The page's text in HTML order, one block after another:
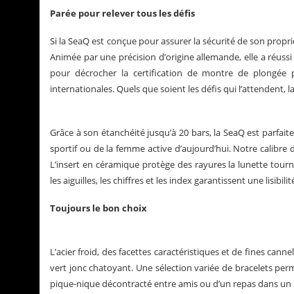
Parée pour relever tous les défis
Si la SeaQ est conçue pour assurer la sécurité de son
Animée par une précision d’origine allemande, elle a
pour décrocher la certification de montre de plongée
internationales. Quels que soient les défis qui l’attendent,
Grâce à son étanchéité jusqu’à 20 bars, la SeaQ est
sportif ou de la femme active d’aujourd’hui. Notre
L’insert en céramique protège des rayures la lunette
les aiguilles, les chiffres et les index garantissent une
Toujours le bon choix
L’acier froid, des facettes caractéristiques et de fines
vert jonc chatoyant. Une sélection variée de bracelets
pique-nique décontracté entre amis ou d’un repas dans
La Santos de Cartier